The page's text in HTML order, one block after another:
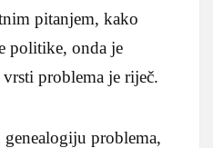
pitanjem, kako
politike, onda je
problema je riječ.
genealogiju problema,